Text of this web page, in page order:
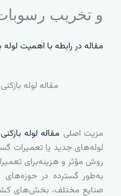
و تخریب
مقاله در رابطه با اهمیت لوله
مقاله لوله
مزیت اصلی مقاله لوله
لوله‌های جدید یا تعمیرات
روش مؤثر و هزینه‌برای
به‌طور گسترده در
صنایع مختلف، بخش‌های